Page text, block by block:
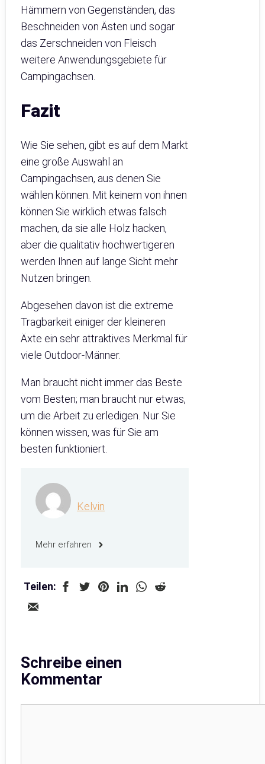
Hämmern von Gegenständen, das
Beschneiden von Ästen und sogar
das Zerschneiden von Fleisch
weitere Anwendungsgebiete für
Campingachsen.
Fazit
Wie Sie sehen, gibt es auf dem Markt
eine große Auswahl an
Campingachsen, aus denen Sie
wählen können. Mit keinem von ihnen
können Sie wirklich etwas falsch
machen, da sie alle Holz hacken,
aber die qualitativ hochwertigeren
werden Ihnen auf lange Sicht mehr
Nutzen bringen.
Abgesehen davon ist die extreme
Tragbarkeit einiger der kleineren
Äxte ein sehr attraktives Merkmal für
viele Outdoor-Männer.
Man braucht nicht immer das Beste
vom Besten; man braucht nur etwas,
um die Arbeit zu erledigen. Nur Sie
können wissen, was für Sie am
besten funktioniert.
Kelvin
Mehr erfahren
Teilen:
Schreibe einen
Kommentar